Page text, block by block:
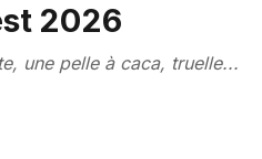
2026
une pelle à caca, truelle...